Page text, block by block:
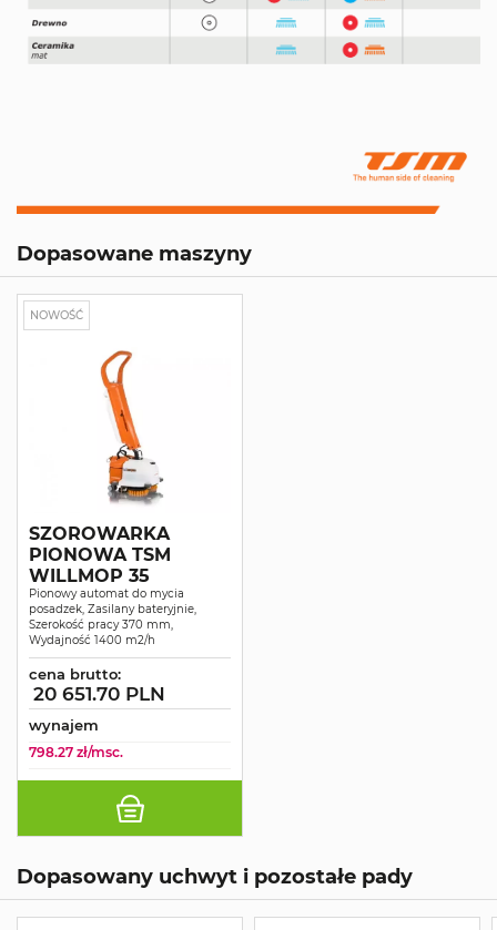
Dopasowane maszyny
NOWOŚĆ
SZOROWARKA
PIONOWA TSM
WILLMOP 35
Pionowy automat do mycia
posadzek, Zasilany bateryjnie,
Szerokość pracy 370 mm,
Wydajność 1400 m2/h
cena brutto:
20 651.70 PLN
wynajem
798.27 zł/msc.
Dopasowany uchwyt i pozostałe pady